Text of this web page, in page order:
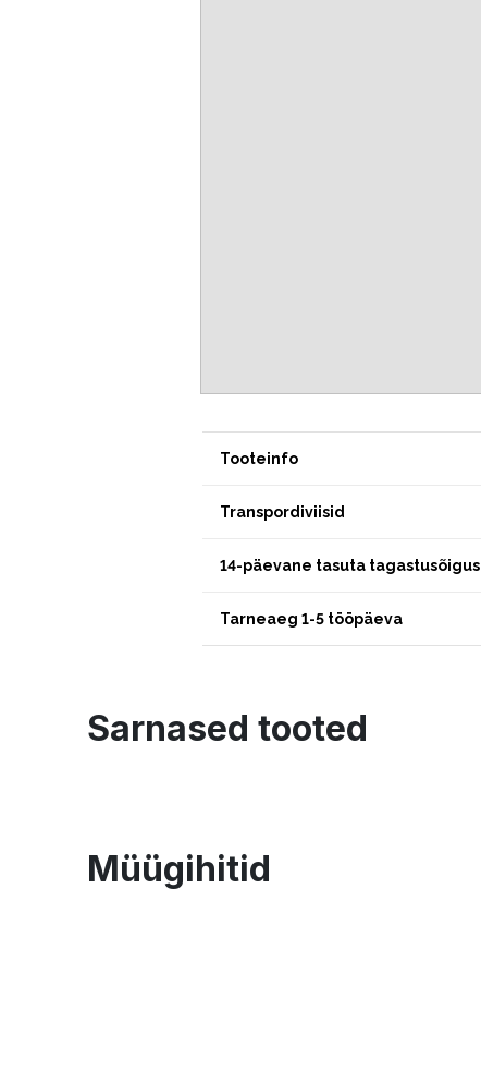
Tooteinfo
Transpordiviisid
14-päevane tasuta tagastusõigus
Tarneaeg 1-5 tööpäeva
Sarnased tooted
Müügihitid